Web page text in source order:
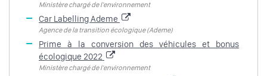
Ministère chargé de l'environnement
Car Labelling Ademe
Agence de la transition écologique (Ademe)
Prime à la conversion des véhicules et bonus
écologique 2022
Ministère chargé de l'environnement